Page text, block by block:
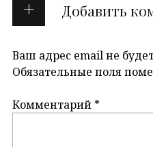
Добавить
Ваш адрес email не
Обязательные поля
Комментарий *